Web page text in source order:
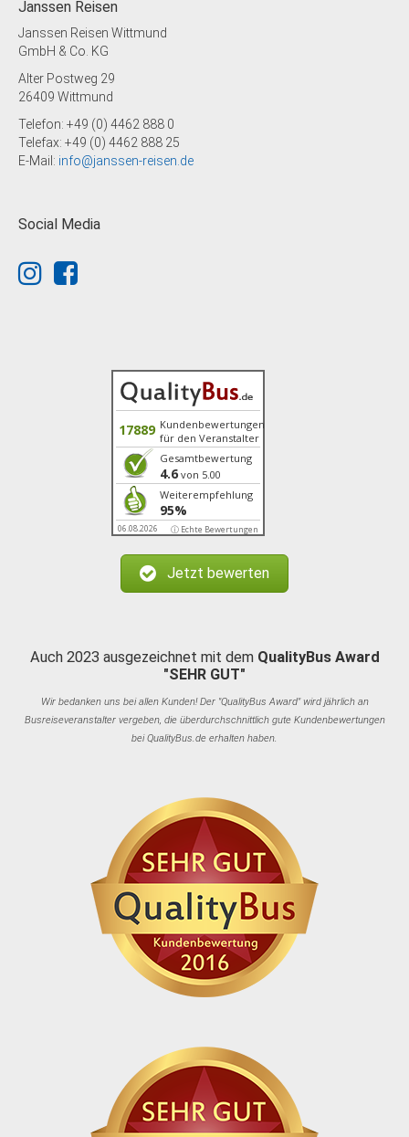
Janssen Reisen
Janssen Reisen Wittmund
GmbH & Co. KG
Alter Postweg 29
26409 Wittmund
Telefon: +49 (0) 4462 888 0
Telefax: +49 (0) 4462 888 25
E-Mail: info@janssen-reisen.de
Social Media
17889 Kundenbewertungen
für den Veranstalter
Gesamtbewertung
4.6 von 5.00
Weiterempfehlung
95%
06.08.2026 ⓘ Echte Bewertungen
Jetzt bewerten
Auch 2023 ausgezeichnet mit dem QualityBus Award
"SEHR GUT"
Wir bedanken uns bei allen Kunden! Der "QualityBus Award" wird jährlich an
Busreiseveranstalter vergeben, die überdurchschnittlich gute Kundenbewertungen
bei QualityBus.de erhalten haben.